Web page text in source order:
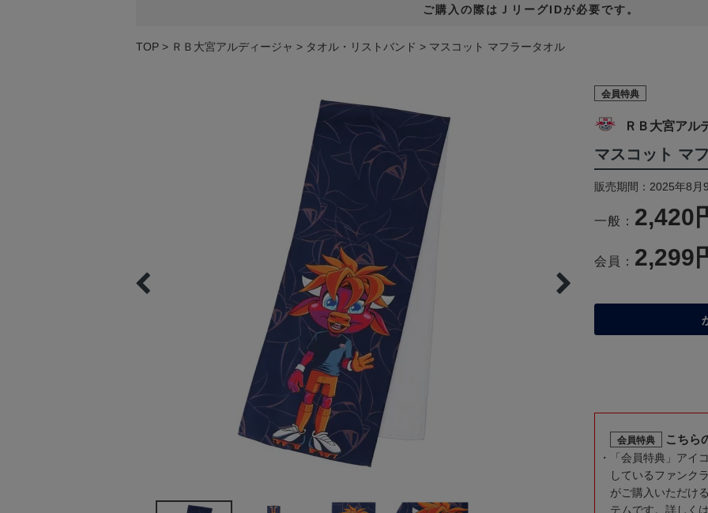
ご購入の際はＪリーグIDが必要です。
TOP ＲＢ大宮アルディージャ タオル・リストバンド マスコット マフラータオル
会員特典
ＲＢ大宮アル
マスコット マ
販売期間：2025年8月
一般： 2,420
会員： 2,299
会員特典 こちら
「会員特典」アイ
しているファンク
がご購入いただけ
テムです。詳しく